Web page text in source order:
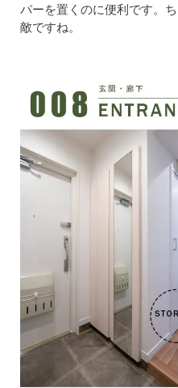
パーを置くのに便利です。
敵ですね。